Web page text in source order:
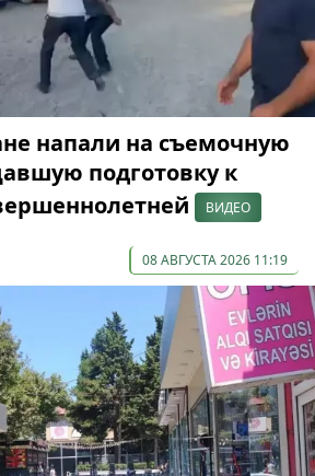
напали на съемочную
подготовку к
ВИДЕО
08 АВГУСТА 2026 11:19